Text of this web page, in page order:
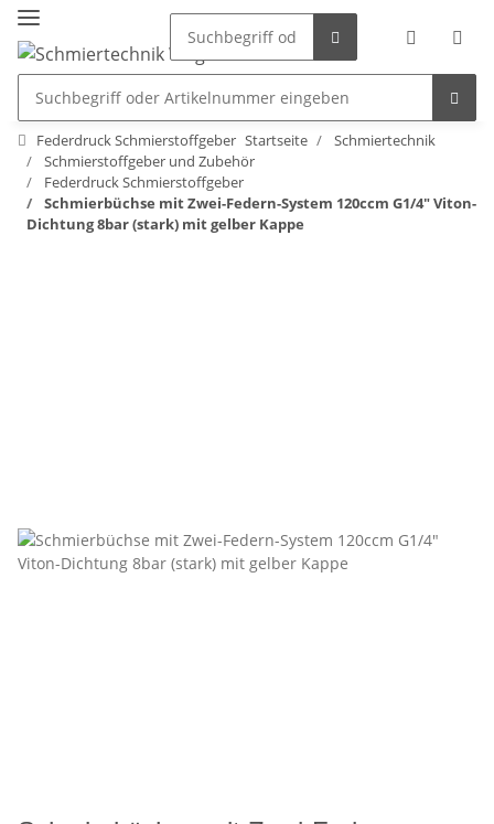
Federdruck Schmierstoffgeber Startseite
Schmiertechnik
Schmierstoffgeber und Zubehör
Federdruck Schmierstoffgeber
Schmierbüchse mit Zwei-Federn-System 120ccm G1/4" Viton-
Dichtung 8bar (stark) mit gelber Kappe